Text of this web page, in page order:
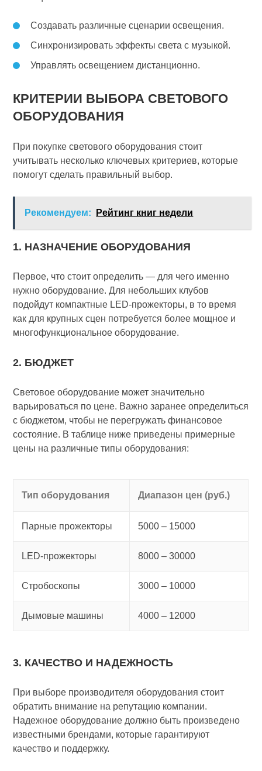
Создавать различные сценарии освещения.
Синхронизировать эффекты света с музыкой.
Управлять освещением дистанционно.
КРИТЕРИИ ВЫБОРА СВЕТОВОГО
ОБОРУДОВАНИЯ
При покупке светового оборудования стоит
учитывать несколько ключевых критериев, которые
помогут сделать правильный выбор.
Рекомендуем: Рейтинг книг недели
1. НАЗНАЧЕНИЕ ОБОРУДОВАНИЯ
Первое, что стоит определить — для чего именно
нужно оборудование. Для небольших клубов
подойдут компактные LED-прожекторы, в то время
как для крупных сцен потребуется более мощное и
многофункциональное оборудование.
2. БЮДЖЕТ
Световое оборудование может значительно
варьироваться по цене. Важно заранее определиться
с бюджетом, чтобы не перегружать финансовое
состояние. В таблице ниже приведены примерные
цены на различные типы оборудования:
Тип оборудования Диапазон цен (руб.)
Парные прожекторы 5000 – 15000
LED-прожекторы 8000 – 30000
Стробоскопы 3000 – 10000
Дымовые машины 4000 – 12000
3. КАЧЕСТВО И НАДЕЖНОСТЬ
При выборе производителя оборудования стоит
обратить внимание на репутацию компании.
Надежное оборудование должно быть произведено
известными брендами, которые гарантируют
качество и поддержку.